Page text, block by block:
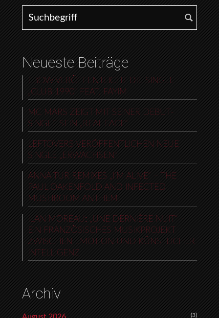
Search for:
Neueste Beiträge
EBOW VERÖFFENTLICHT DIE SINGLE
„CLUB 1990“ FEAT. FAYIM
MC MARS ZEIGT MIT SEINER DEBUT-
SINGLE SEIN „REAL FACE“
LEFTOVERS VERÖFFENTLICHEN NEUE
SINGLE „ERWACHSEN“
ANNA TUR REMIXES „I’M ALIVE“ – THE
PAUL OAKENFOLD AND INFECTED
MUSHROOM ANTHEM
ILAN MOREAU: „UNE DERNIÈRE NUIT“ –
EIN FRANZÖSISCHES MUSIKPROJEKT
ZWISCHEN EMOTION UND KÜNSTLICHER
INTELLIGENZ
Archiv
(3)